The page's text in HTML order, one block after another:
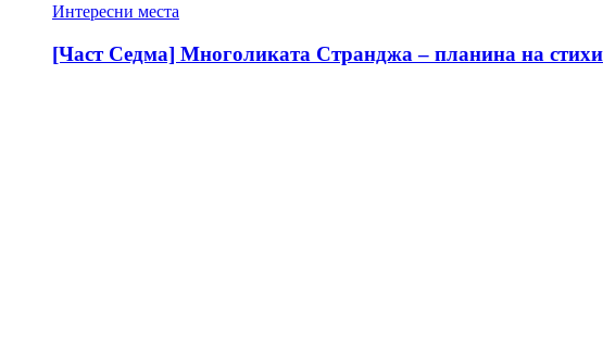
Интересни места
[Част Седма] Многоликата Странджа – планина на